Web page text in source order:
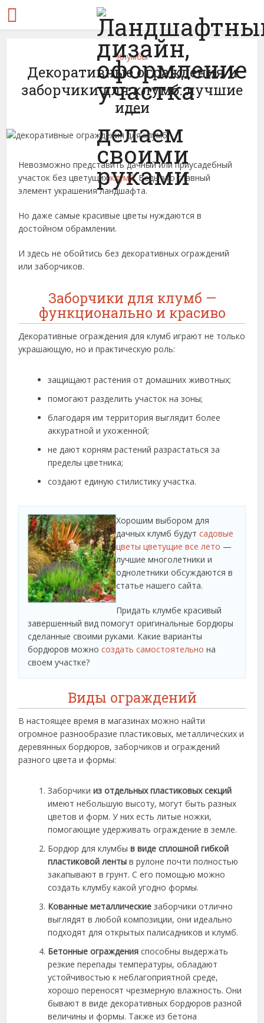
Клумбы
Декоративные ограждения и
заборчики для клумб: лучшие
идеи
Невозможно представить дачный или приусадебный
участок без цветущихклумб. Ведь это главный
элемент украшения ландшафта.
Но даже самые красивые цветы нуждаются в
достойном обрамлении.
И здесь не обойтись без декоративных ограждений
или заборчиков.
Заборчики для клумб —
функционально и красиво
Декоративные ограждения для клумб играют не только
украшающую, но и практическую роль:
защищают растения от домашних животных;
помогают разделить участок на зоны;
благодаря им территория выглядит более
аккуратной и ухоженной;
не дают корням растений разрастаться за
пределы цветника;
создают единую стилистику участка.
Хорошим выбором для
дачных клумб будутсадовые
цветы цветущие все лето —
лучшие многолетники и
однолетники обсуждаются в
статье нашего сайта.
Придать клумбе красивый
завершенный вид помогут оригинальные бордюры
сделанные своими руками. Какие варианты
бордюров можносоздать самостоятельно на
своем участке?
Виды ограждений
В настоящее время в магазинах можно найти
огромное разнообразие пластиковых, металлических и
деревянных бордюров, заборчиков и ограждений
разного цвета и формы:
Заборчики из отдельных пластиковых секций
имеют небольшую высоту, могут быть разных
цветов и форм. У них есть литые ножки,
помогающие удерживать ограждение в земле.
Бордюр для клумбыв виде сплошной гибкой
пластиковой ленты в рулоне почти полностью
закапывают в грунт. С его помощью можно
создать клумбу какой угодно формы.
Кованные металлические заборчики отлично
выглядят в любой композиции, они идеально
подходят для открытых палисадников и клумб.
Бетонные ограждения способны выдержать
резкие перепады температуры, обладают
устойчивостью к неблагоприятной среде,
хорошо переносят чрезмерную влажность. Они
бывают в виде декоративных бордюров разной
величины и формы. Также из бетона